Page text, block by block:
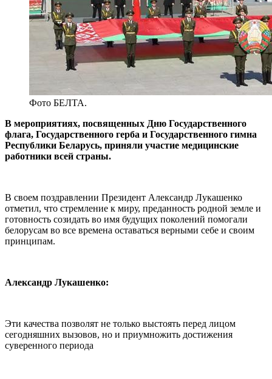
Фото БЕЛТА.
В мероприятиях, посвященных Дню Государственного
флага, Государственного герба и Государственного гимна
Республики Беларусь, приняли участие медицинские
работники всей страны.
В своем поздравлении Президент Александр Лукашенко
отметил, что стремление к миру, преданность родной земле и
готовность созидать во имя будущих поколений помогали
белорусам во все времена оставаться верными себе и своим
принципам.
Александр Лукашенко:
Эти качества позволят не только выстоять перед лицом
сегодняшних вызовов, но и приумножить достижения
суверенного периода